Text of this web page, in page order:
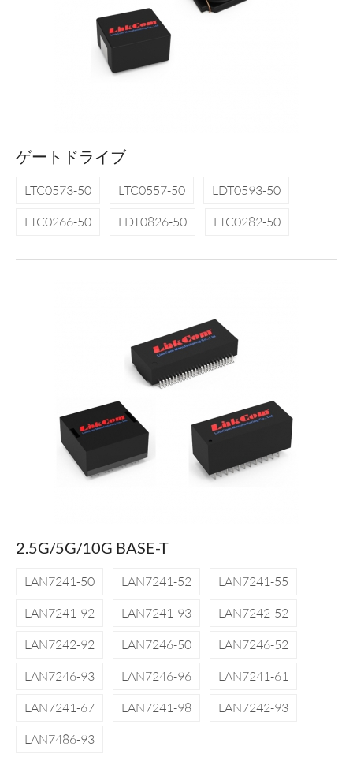
ゲートドライブ
LTC0573-50 LTC0557-50
LDT0593-50
LTC0266-50
LDT0826-50 LTC0282-50
2.5G/5G/10G BASE-T
LAN7241-50 LAN7241-52
LAN7241-55
LAN7241-92
LAN7241-93
LAN7242-52
LAN7242-92
LAN7246-50
LAN7246-52
LAN7246-93
LAN7246-96
LAN7241-61
LAN7241-67
LAN7241-98
LAN7242-93
LAN7486-93